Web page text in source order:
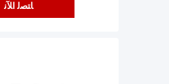
ﺎﺘﺼﻟ ﺍﻶﻧ